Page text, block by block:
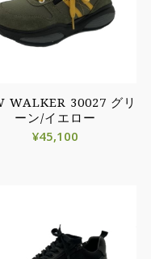
WALKER 30027 グリ
ーン/イエロー
¥45,100